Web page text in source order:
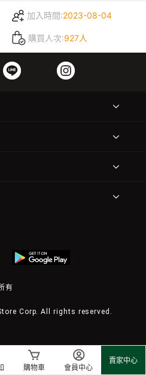
購物車 會員中心
賣家中心
加入時間:2023-08-04
購買人次:927人
有
Corp. All rights reserved.